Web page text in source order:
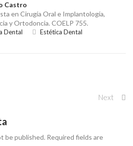
Castro
en Cirugía Oral e Implantología,
y Ortodoncia. COELP 755.
Dental Estética Dental
Next
be published. Required fields are